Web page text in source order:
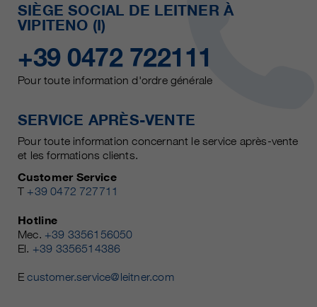
SIÈGE SOCIAL DE LEITNER À
VIPITENO (I)
+39 0472 722111
Pour toute information d'ordre générale
SERVICE APRÈS-VENTE
Pour toute information concernant le service après-vente
et les formations clients.
Customer Service
T +39 0472 727711
Hotline
Mec. +39 3356156050
El. +39 3356514386
Ecustomer.service@leitner.com